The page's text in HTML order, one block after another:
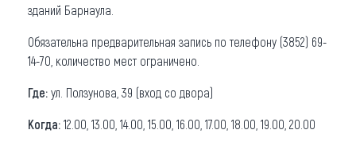
зданий Барнаула.
Обязательна предварительная запись по телефону (3852) 69-
14-70, количество мест ограничено.
Где: ул. Ползунова, 39 (вход со двора)
Когда: 12.00, 13.00, 14.00, 15.00, 16.00, 17.00, 18.00, 19.00, 20.00